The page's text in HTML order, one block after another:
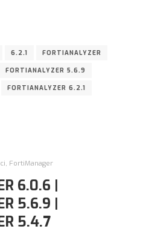
6.2.1 FORTIANALYZER
FORTIANALYZER 5.6.9
FORTIANALYZER 6.2.1
, FortiManager
6.0.6 |
5.6.9 |
5.4.7